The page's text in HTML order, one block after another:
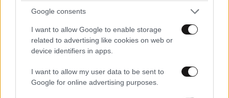
Google consents
I want to allow Google to enable storage
related to advertising like cookies on web or
device identifiers in apps.
I want to allow my user data to be sent to
Google for online advertising purposes.
Απαντήστε